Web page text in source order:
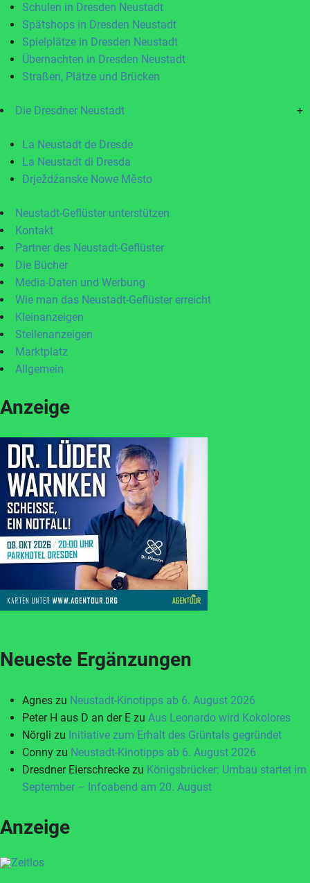
Schulen in Dresden Neustadt
Spätshops in Dresden Neustadt
Spielplätze in Dresden Neustadt
Übernachten in Dresden Neustadt
Straßen, Plätze und Brücken
Die Dresdner Neustadt +
La Neustadt de Dresde
La Neustadt di Dresda
Drježdźanske Nowe Město
Neustadt-Geflüster unterstützen
Kontakt
Partner des Neustadt-Geflüster
Die Bücher
Media-Daten und Werbung
Wie man das Neustadt-Geflüster erreicht
Kleinanzeigen
Stellenanzeigen
Marktplatz
Allgemein
Anzeige
Neueste Ergänzungen
Agnes zu Neustadt-Kinotipps ab 6. August 2026
Peter H aus D an der E zu Aus Leonardo wird Kokolores
Nörgli zu Initiative zum Erhalt des Grüntals gegründet
Conny zu Neustadt-Kinotipps ab 6. August 2026
Dresdner Eierschrecke zu Königsbrücker: Umbau startet im
September – Infoabend am 20. August
Anzeige